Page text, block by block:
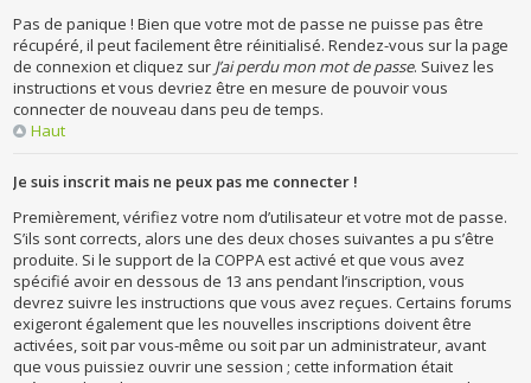
Pas de panique ! Bien que votre mot de passe ne puisse pas être
récupéré, il peut facilement être réinitialisé. Rendez-vous sur la page
de connexion et cliquez sur J’ai perdu mon mot de passe. Suivez les
instructions et vous devriez être en mesure de pouvoir vous
connecter de nouveau dans peu de temps.
Haut
Je suis inscrit mais ne peux pas me connecter !
Premièrement, vérifiez votre nom d’utilisateur et votre mot de passe.
S’ils sont corrects, alors une des deux choses suivantes a pu s’être
produite. Si le support de la COPPA est activé et que vous avez
spécifié avoir en dessous de 13 ans pendant l’inscription, vous
devrez suivre les instructions que vous avez reçues. Certains forums
exigeront également que les nouvelles inscriptions doivent être
activées, soit par vous-même ou soit par un administrateur, avant
que vous puissiez ouvrir une session ; cette information était